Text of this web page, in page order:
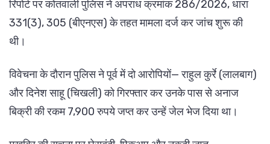
रिपोर्ट पर कोतवाली पुलिस ने अपराध क्रमांक 286/2026, धारा
331(3), 305 (बीएनएस) के तहत मामला दर्ज कर जांच शुरू की
थी।
विवेचना के दौरान पुलिस ने पूर्व में दो आरोपियों— राहुल कुर्रे (लालबाग)
और दिनेश साहू (चिखली) को गिरफ्तार कर उनके पास से अनाज
बिक्री की रकम 7,900 रुपये जप्त कर उन्हें जेल भेज दिया था।